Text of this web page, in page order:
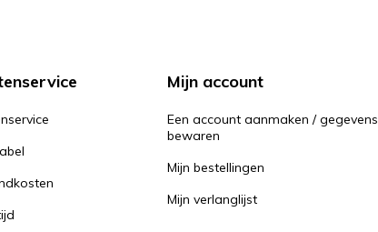
Mijn account
Een account aanmaken / gegevens
bewaren
Mijn bestellingen
Mijn verlanglijst